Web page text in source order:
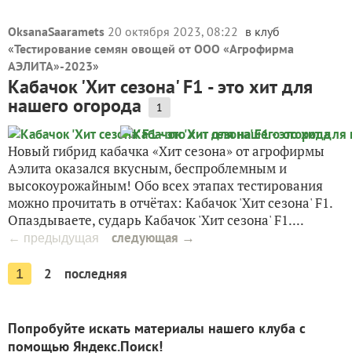
OksanaSaaramets 20 октября 2023, 08:22 в клуб
«Тестирование семян овощей от ООО «Агрофирма
АЭЛИТА»-2023»
Кабачок 'Хит сезона' F1 - это хит для
нашего огорода 1
Новый гибрид кабачка «Хит сезона» от агрофирмы
Аэлита оказался вкусным, беспроблемным и
высокоурожайным! Обо всех этапах тестирования
можно прочитать в отчётах: Кабачок 'Хит сезона' F1.
Опаздываете, сударь Кабачок 'Хит сезона' F1....
← предыдущая следующая →
1 2 последняя
Попробуйте искать материалы нашего клуба с
помощью Яндекс.Поиск!